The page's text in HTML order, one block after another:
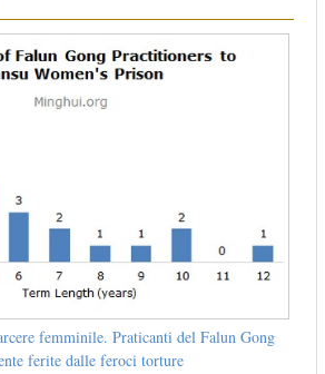
femminile. Praticanti del Falun Gong
ferite dalle feroci torture